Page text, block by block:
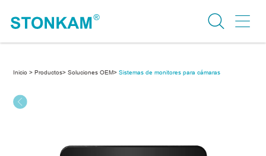
Inicio > Productos> Soluciones OEM> Sistemas de monitores para cámaras